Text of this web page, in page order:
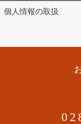
個人情報の取扱